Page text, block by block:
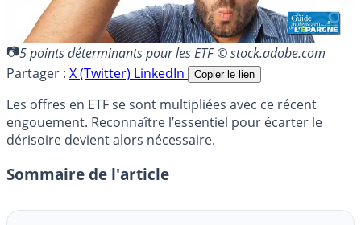
5 points déterminants pour les ETF © stock.adobe.com
Partager : X (Twitter) LinkedIn Copier le lien
Les offres en ETF se sont multipliées avec ce récent
engouement. Reconnaître l’essentiel pour écarter le
dérisoire devient alors nécessaire.
Sommaire de l'article